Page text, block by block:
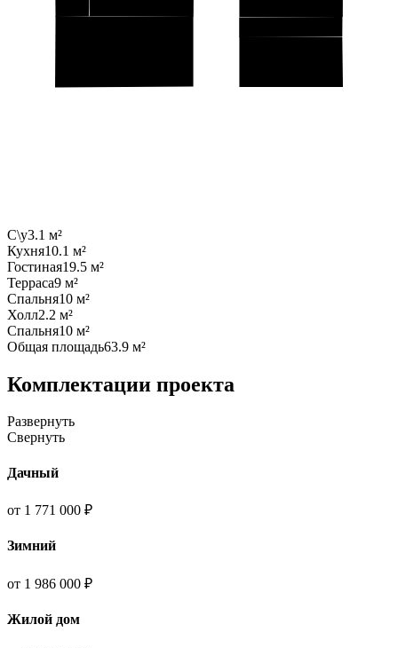
С\у3.1 м²
Кухня10.1 м²
Гостиная19.5 м²
Терраса9 м²
Спальня10 м²
Холл2.2 м²
Спальня10 м²
Общая площадь63.9 м²
Комплектации проекта
Развернуть
Свернуть
Дачный
от 1 771 000 ₽
Зимний
от 1 986 000 ₽
Жилой дом